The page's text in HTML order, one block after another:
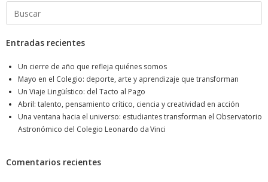
Entradas recientes
Un cierre de año que refleja quiénes somos
Mayo en el Colegio: deporte, arte y aprendizaje que transforman
Un Viaje Lingüístico: del Tacto al Pago
Abril: talento, pensamiento crítico, ciencia y creatividad en acción
Una ventana hacia el universo: estudiantes transforman el Observatorio
Astronómico del Colegio Leonardo da Vinci
Comentarios recientes